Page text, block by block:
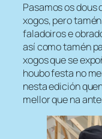
Pasamos os
xogos, pero
faladoiros e
así como tamén
xogos que se
houbo festa no
nesta edición
mellor que na